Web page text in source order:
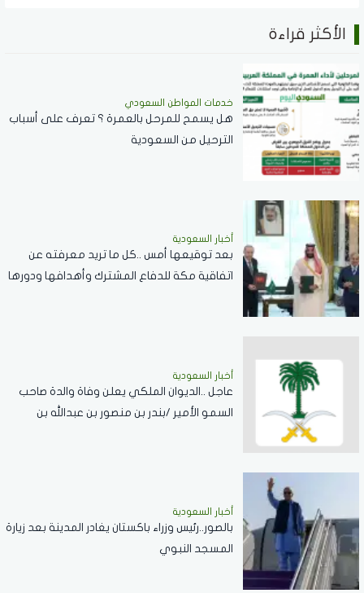
الأكثر قراءة
خدمات المواطن السعودي
هل يسمح للمرحل بالعمرة ؟ تعرف على أسباب
الترحيل من السعودية
أخبار السعودية
بعد توقيعها أمس ..كل ما تريد معرفته عن
اتفاقية مكة للدفاع المشترك وأهدافها ودورها
أخبار السعودية
عاجل ..الديوان الملكي يعلن وفاة والدة صاحب
السمو الأمير /بندر بن منصور بن عبدالله بن
أخبار السعودية
بالصور..رئيس وزراء باكستان يغادر المدينة بعد زيارة
المسجد النبوي